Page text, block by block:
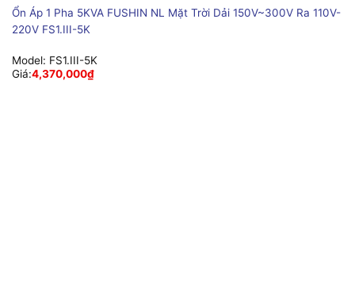
Ổn Áp 1 Pha 5KVA FUSHIN NL Mặt Trời Dải 150V~300V Ra 110V-
220V FS1.III-5K
Model: FS1.III-5K
Giá:4,370,000₫